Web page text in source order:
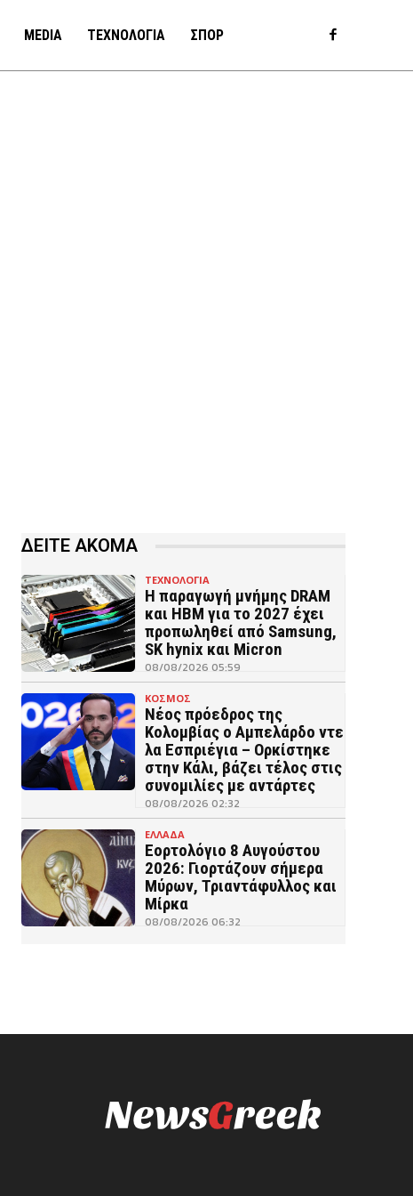
MEDIA ΤΕΧΝΟΛΟΓΙΑ ΣΠΟΡ
ΔΕΙΤΕ ΑΚΟΜΑ
ΤΕΧΝΟΛΟΓΙΑ
Η παραγωγή μνήμης DRAM
και HBM για το 2027 έχει
προπωληθεί από Samsung,
SK hynix και Micron
08/08/2026 05:59
ΚΟΣΜΟΣ
Νέος πρόεδρος της
Κολομβίας ο Αμπελάρδο ντε
λα Εσπριέγια – Ορκίστηκε
στην Κάλι, βάζει τέλος στις
συνομιλίες με αντάρτες
08/08/2026 02:32
ΕΛΛΑΔΑ
Εορτολόγιο 8 Αυγούστου
2026: Γιορτάζουν σήμερα
Μύρων, Τριαντάφυλλος και
Μίρκα
08/08/2026 06:32